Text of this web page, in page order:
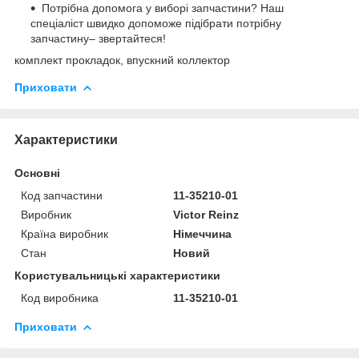
Потрібна допомога у виборі запчастини? Наш
спеціаліст швидко допоможе підібрати потрібну
запчастину– звертайтеся!
комплект прокладок, впускний коллектор
Приховати
Характеристики
Основні
Код запчастини
11-35210-01
Виробник
Victor Reinz
Країна виробник
Німеччина
Стан
Новий
Користувальницькі характеристики
Код виробника
11-35210-01
Приховати